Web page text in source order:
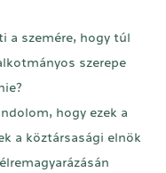
a szemére, hogy túl
szerepe
hogy ezek a
a köztársasági elnök